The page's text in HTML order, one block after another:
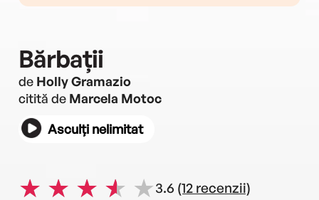
Bărbații
de Holly Gramazio
citită de Marcela Motoc
Asculți nelimitat
3.6 (12 recenzii)